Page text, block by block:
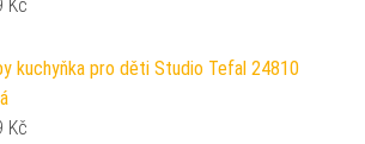
Kč
kuchyňka pro děti Studio Tefal 24810
Kč